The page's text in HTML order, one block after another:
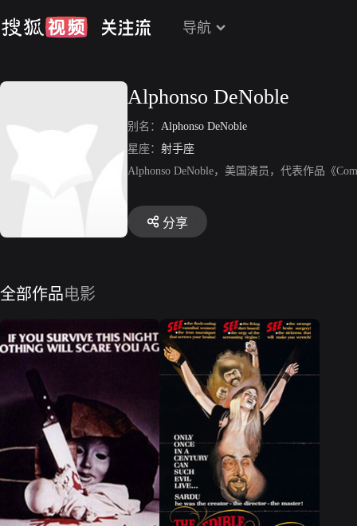
导航
Alphonso DeNoble
别名： Alphonso DeNoble
星座： 射手座
Alphonso DeNoble，美国演员，代表作品《
分享
全部作品电影